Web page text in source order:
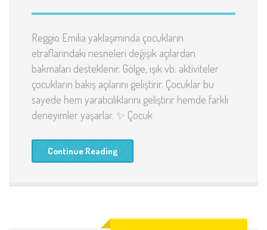
Reggio Emilia yaklaşımında çocukların
etraflarındaki nesneleri değişik açılardan
bakmaları desteklenir. Gölge, ışık vb. aktiviteler
çocukların bakış açılarını geliştirir. Çocuklar bu
sayede hem yaratıcılıklarını geliştirir hemde farklı
deneyimler yaşarlar. ✨ Çocuk
Continue Reading